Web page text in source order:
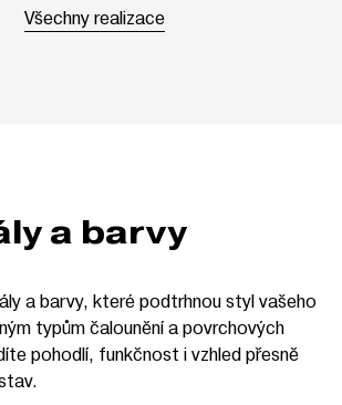
Všechny realizace
a barvy
a barvy, které podtrhnou styl vašeho
typům čalounění a povrchových
pohodlí, funkčnost i vzhled přesně